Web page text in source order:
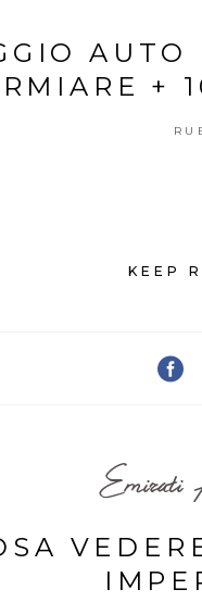
+
KEEP
Emirati